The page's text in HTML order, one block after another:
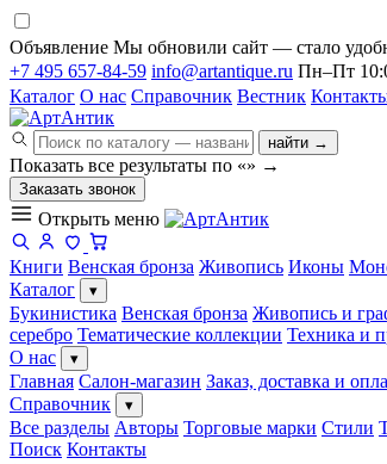
Объявление Мы обновили сайт — стало
+7 495 657-84-59 info@artantique.ru Пн–Пт
Каталог О нас Справочник Вестник
найти →
Показать все результаты по «» →
Заказать звонок
Открыть меню
Книги Венская бронза Живопись Иконы
Каталог
▾
Букинистика Венская бронза Живопись и
серебро Тематические коллекции Техника и
О нас
▾
Главная Салон-магазин Заказ, доставка и
Справочник
▾
Все разделы Авторы Торговые марки Стили
Поиск Контакты